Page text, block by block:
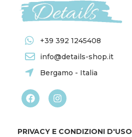
+39 392 1245408
info@details-shop.it
Bergamo - Italia
PRIVACY E CONDIZIONI D'USO